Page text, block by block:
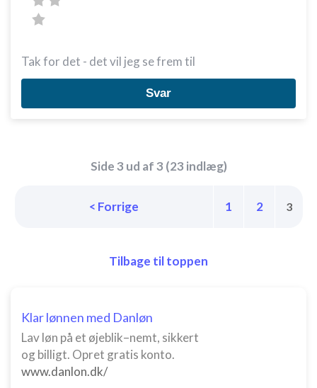
Tak for det - det vil jeg se frem til
Svar
Side 3 ud af 3 (23 indlæg)
< Forrige 1 2 3
Tilbage til toppen
Klar lønnen med Danløn
Lav løn på et øjeblik–nemt, sikkert
og billigt. Opret gratis konto.
www.danlon.dk/